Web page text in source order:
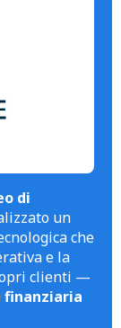
di
un
che
e la
clienti —